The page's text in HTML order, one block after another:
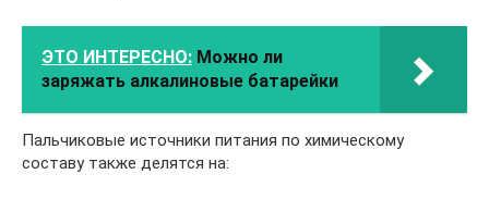
ЭТО ИНТЕРЕСНО: Можно ли
заряжать алкалиновые батарейки
Пальчиковые источники питания по химическому
составу также делятся на: